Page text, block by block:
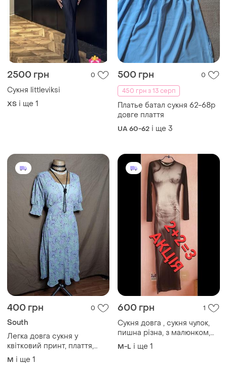
2500 грн 0
Сукня littleviksi
ХS і ще 1
500 грн
0
450 грн з 13 серп
Платье батал сукня 62-68р
довге плаття
UA 60-62 і ще 3
400 грн 0
South
Легка довга сукня у
квітковий принт, плаття,
сарафан
M і ще 1
600 грн 1
Сукня довга , сукня чулок,
пишна різна, з малюнком,
розп-да-ж
M-L і ще 1